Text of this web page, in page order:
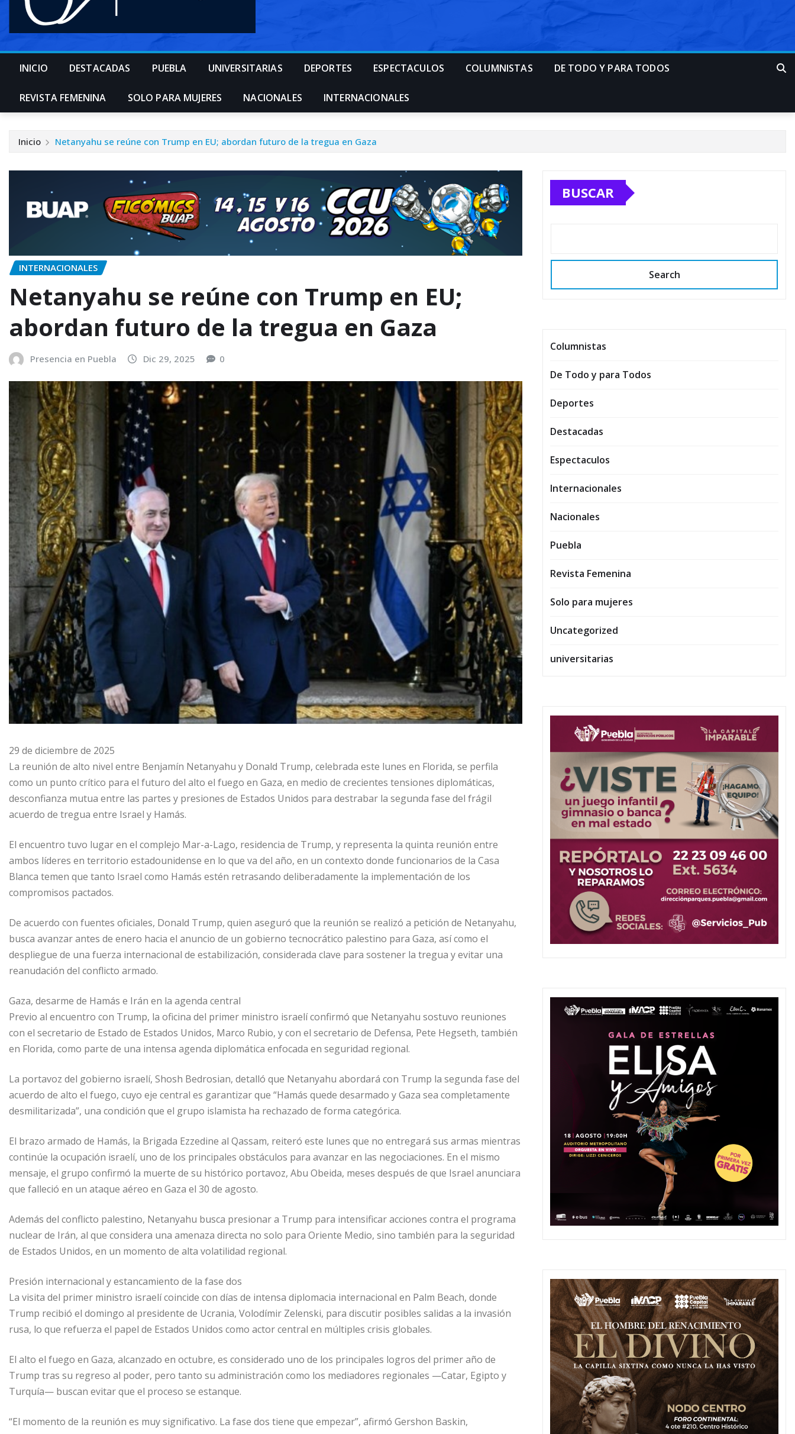
INICIO DESTACADAS PUEBLA UNIVERSITARIAS DEPORTES ESPECTACULOS COLUMNISTAS DE TODO Y PARA TODOS
REVISTA FEMENINA SOLO PARA MUJERES NACIONALES INTERNACIONALES
Inicio Netanyahu se reúne con Trump en EU; abordan futuro de la tregua en Gaza
INTERNACIONALES
Netanyahu se reúne con Trump en EU;
abordan futuro de la tregua en Gaza
Presencia en Puebla Dic 29, 2025 0
29 de diciembre de 2025
La reunión de alto nivel entre Benjamín Netanyahu y Donald Trump, celebrada este lunes en Florida, se perfila
como un punto crítico para el futuro del alto el fuego en Gaza, en medio de crecientes tensiones diplomáticas,
desconfianza mutua entre las partes y presiones de Estados Unidos para destrabar la segunda fase del frágil
acuerdo de tregua entre Israel y Hamás.
El encuentro tuvo lugar en el complejo Mar-a-Lago, residencia de Trump, y representa la quinta reunión entre
ambos líderes en territorio estadounidense en lo que va del año, en un contexto donde funcionarios de la Casa
Blanca temen que tanto Israel como Hamás estén retrasando deliberadamente la implementación de los
compromisos pactados.
De acuerdo con fuentes oficiales, Donald Trump, quien aseguró que la reunión se realizó a petición de Netanyahu,
busca avanzar antes de enero hacia el anuncio de un gobierno tecnocrático palestino para Gaza, así como el
despliegue de una fuerza internacional de estabilización, considerada clave para sostener la tregua y evitar una
reanudación del conflicto armado.
Gaza, desarme de Hamás e Irán en la agenda central
Previo al encuentro con Trump, la oficina del primer ministro israelí confirmó que Netanyahu sostuvo reuniones
con el secretario de Estado de Estados Unidos, Marco Rubio, y con el secretario de Defensa, Pete Hegseth, también
en Florida, como parte de una intensa agenda diplomática enfocada en seguridad regional.
La portavoz del gobierno israelí, Shosh Bedrosian, detalló que Netanyahu abordará con Trump la segunda fase del
acuerdo de alto el fuego, cuyo eje central es garantizar que “Hamás quede desarmado y Gaza sea completamente
desmilitarizada”, una condición que el grupo islamista ha rechazado de forma categórica.
El brazo armado de Hamás, la Brigada Ezzedine al Qassam, reiteró este lunes que no entregará sus armas mientras
continúe la ocupación israelí, uno de los principales obstáculos para avanzar en las negociaciones. En el mismo
mensaje, el grupo confirmó la muerte de su histórico portavoz, Abu Obeida, meses después de que Israel anunciara
que falleció en un ataque aéreo en Gaza el 30 de agosto.
Además del conflicto palestino, Netanyahu busca presionar a Trump para intensificar acciones contra el programa
nuclear de Irán, al que considera una amenaza directa no solo para Oriente Medio, sino también para la seguridad
de Estados Unidos, en un momento de alta volatilidad regional.
Presión internacional y estancamiento de la fase dos
La visita del primer ministro israelí coincide con días de intensa diplomacia internacional en Palm Beach, donde
Trump recibió el domingo al presidente de Ucrania, Volodímir Zelenski, para discutir posibles salidas a la invasión
rusa, lo que refuerza el papel de Estados Unidos como actor central en múltiples crisis globales.
El alto el fuego en Gaza, alcanzado en octubre, es considerado uno de los principales logros del primer año de
Trump tras su regreso al poder, pero tanto su administración como los mediadores regionales —Catar, Egipto y
Turquía— buscan evitar que el proceso se estanque.
“El momento de la reunión es muy significativo. La fase dos tiene que empezar”, afirmó Gershon Baskin,
BUSCAR
Search
Columnistas
De Todo y para Todos
Deportes
Destacadas
Espectaculos
Internacionales
Nacionales
Puebla
Revista Femenina
Solo para mujeres
Uncategorized
universitarias